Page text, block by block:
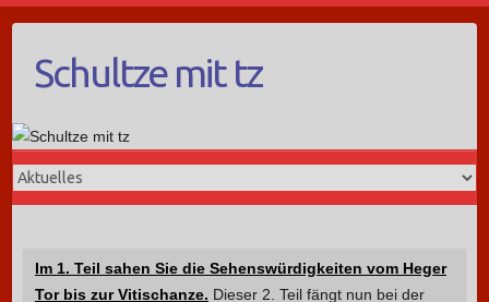
Schultze mit tz
Im 1. Teil sahen Sie die Sehenswürdigkeiten vom Heger
Tor bis zur Vitischanze. Dieser 2. Teil fängt nun bei der